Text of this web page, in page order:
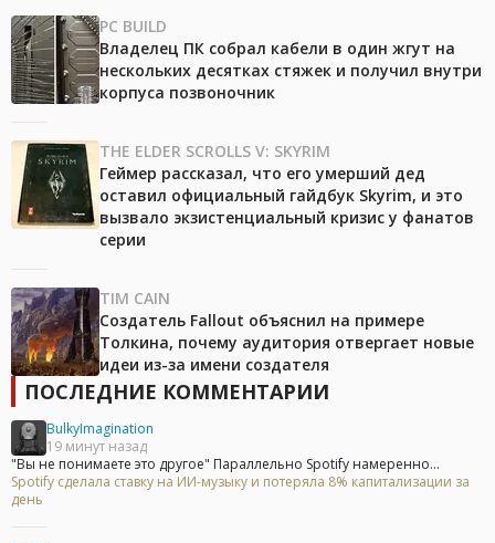
PC BUILD
Владелец ПК собрал кабели в один жгут на
нескольких десятках стяжек и получил внутри
корпуса позвоночник
THE ELDER SCROLLS V: SKYRIM
Геймер рассказал, что его умерший дед
оставил официальный гайдбук Skyrim, и это
вызвало экзистенциальный кризис у фанатов
серии
TIM CAIN
Создатель Fallout объяснил на примере
Толкина, почему аудитория отвергает новые
идеи из-за имени создателя
ПОСЛЕДНИЕ КОММЕНТАРИИ
BulkyImagination
19 минут назад
"Вы не понимаете это другое" Параллельно Spotify намеренно...
Spotify сделала ставку на ИИ-музыку и потеряла 8% капитализации за
день